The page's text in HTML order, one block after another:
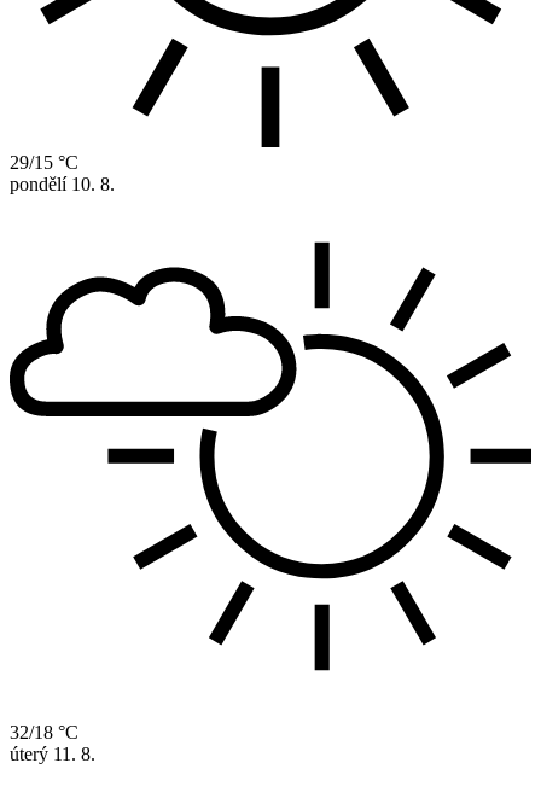
29/15 °C
pondělí 10. 8.
32/18 °C
úterý 11. 8.